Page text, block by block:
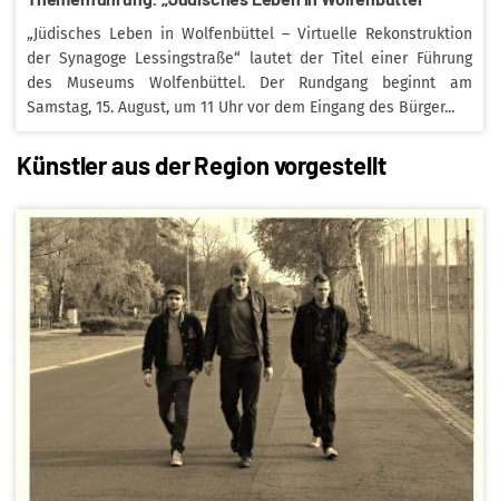
„Jüdisches Leben in Wolfenbüttel – Virtuelle Rekonstruktion
der Synagoge Lessingstraße“ lautet der Titel einer Führung
des Museums Wolfenbüttel. Der Rundgang beginnt am
Samstag, 15. August, um 11 Uhr vor dem Eingang des Bürger...
Künstler aus der Region vorgestellt